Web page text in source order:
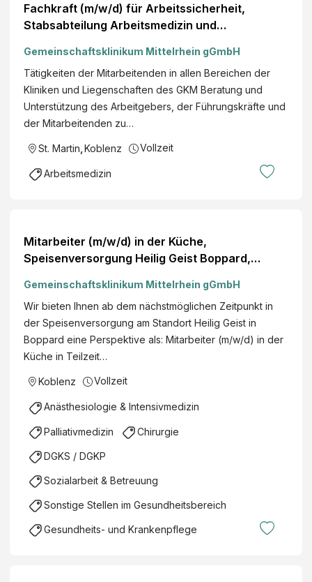
Fachkraft (m/w/d) für Arbeitssicherheit,
Stabsabteilung Arbeitsmedizin und
Unternehmenszentrale Moselweiß
Gemeinschaftsklinikum Mittelrhein gGmbH
Tätigkeiten der Mitarbeitenden in allen Bereichen der
Kliniken und Liegenschaften des GKM Beratung und
Unterstützung des Arbeitgebers, der Führungskräfte und
der Mitarbeitenden zu…
St. Martin Koblenz Vollzeit
Arbeitsmedizin
Mitarbeiter (m/w/d) in der Küche,
Speisenversorgung Heilig Geist Boppard,
Gemeinschaftsklinikum Mittelrhein gGmbH
Wir bieten Ihnen ab dem nächstmöglichen Zeitpunkt in
der Speisenversorgung am Standort Heilig Geist in
Boppard eine Perspektive als: Mitarbeiter (m/w/d) in der
Küche in Teilzeit…
Koblenz Vollzeit
Anästhesiologie & Intensivmedizin
Palliativmedizin Chirurgie
DGKS / DGKP
Sozialarbeit & Betreuung
Sonstige Stellen im Gesundheitsbereich
Gesundheits- und Krankenpflege